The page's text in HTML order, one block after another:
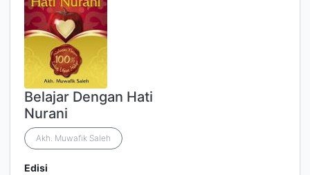
Belajar Dengan Hati
Nurani
Akh. Muwafik Saleh
Edisi